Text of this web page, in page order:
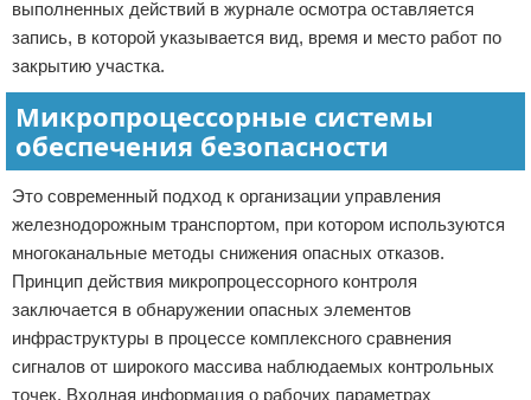
выполненных действий в журнале осмотра оставляется
запись, в которой указывается вид, время и место работ по
закрытию участка.
Микропроцессорные системы
обеспечения безопасности
Это современный подход к организации управления
железнодорожным транспортом, при котором используются
многоканальные методы снижения опасных отказов.
Принцип действия микропроцессорного контроля
заключается в обнаружении опасных элементов
инфраструктуры в процессе комплексного сравнения
сигналов от широкого массива наблюдаемых контрольных
точек. Входная информация о рабочих параметрах